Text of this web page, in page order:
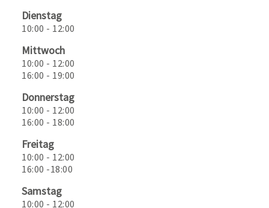
Dienstag
10:00 - 12:00
Mittwoch
10:00 - 12:00
16:00 - 19:00
Donnerstag
10:00 - 12:00
16:00 - 18:00
Freitag
10:00 - 12:00
16:00 -18:00
Samstag
10:00 - 12:00